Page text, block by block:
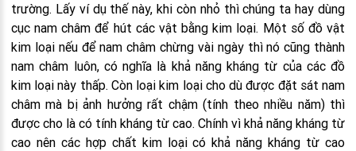
trường. Lấy ví dụ thế này, khi còn nhỏ thì chúng ta hay dùng
cục nam châm để hút các vật bằng kim loại. Một số đồ vật
kim loại nếu để nam châm chừng vài ngày thì nó cũng thành
nam châm luôn, có nghĩa là khả năng kháng từ của các đồ
kim loại này thấp. Còn loại kim loại cho dù được đặt sát nam
châm mà bị ảnh hưởng rất chậm (tính theo nhiều năm) thì
được cho là có tính kháng từ cao. Chính vì khả năng kháng từ
cao nên các hợp chất kim loại có khả năng kháng từ cao